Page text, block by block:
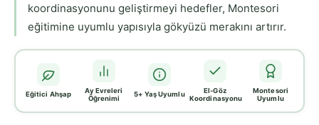
koordinasyonunu geliştirmeyi hedefler, Montesori
eğitimine uyumlu yapısıyla gökyüzü merakını artırır.
Eğitici Ahşap
Ay Evreleri
Öğrenimi
5+ Yaş Uyumlu
El-Göz
Koordinasyonu
Montesori
Uyumlu